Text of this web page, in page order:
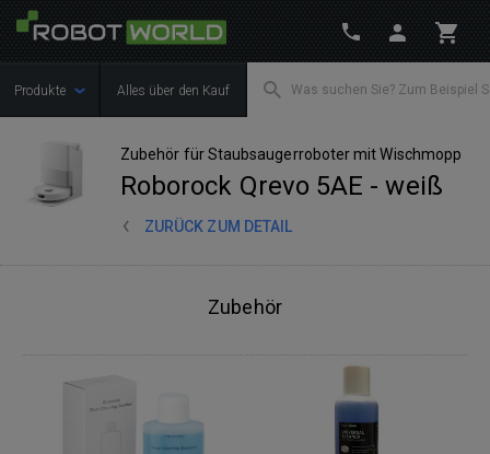
Produkte Alles über den Kauf
Zubehör für Staubsaugerroboter mit Wischmopp
Roborock Qrevo 5AE - weiß
ZURÜCK ZUM DETAIL
Zubehör